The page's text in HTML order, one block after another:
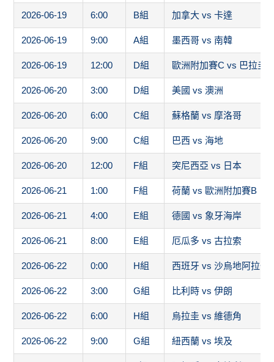
2026-06-19 6:00 B組 加拿大 vs 卡達
2026-06-19 9:00 A組 墨西哥 vs 南韓
2026-06-19 12:00 D組 歐洲附加賽C vs 巴拉圭
2026-06-20 3:00 D組 美國 vs 澳洲
2026-06-20 6:00 C組 蘇格蘭 vs 摩洛哥
2026-06-20 9:00 C組 巴西 vs 海地
2026-06-20 12:00 F組 突尼西亞 vs 日本
2026-06-21 1:00 F組 荷蘭 vs 歐洲附加賽B
2026-06-21 4:00 E組 德國 vs 象牙海岸
2026-06-21 8:00 E組 厄瓜多 vs 古拉索
2026-06-22 0:00 H組 西班牙 vs 沙烏地阿拉伯
2026-06-22 3:00 G組 比利時 vs 伊朗
2026-06-22 6:00 H組 烏拉圭 vs 維德角
2026-06-22 9:00 G組 紐西蘭 vs 埃及